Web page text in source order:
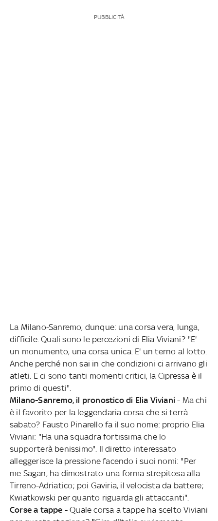
PUBBLICITÀ
La Milano-Sanremo, dunque: una corsa vera, lunga,
difficile. Quali sono le percezioni di Elia Viviani? "E'
un monumento, una corsa unica. E' un terno al lotto.
Anche perché non sai in che condizioni ci arrivano gli
atleti. E ci sono tanti momenti critici, la Cipressa è il
primo di questi".
Milano-Sanremo, il pronostico di Elia Viviani- Ma chi
è il favorito per la leggendaria corsa che si terrà
sabato? Fausto Pinarello fa il suo nome: proprio Elia
Viviani: "Ha una squadra fortissima che lo
supporterà benissimo". Il diretto interessato
alleggerisce la pressione facendo i suoi nomi: "Per
me Sagan, ha dimostrato una forma strepitosa alla
Tirreno-Adriatico; poi Gaviria, il velocista da battere;
Kwiatkowski per quanto riguarda gli attaccanti".
Corse a tappe -Quale corsa a tappe ha scelto Viviani